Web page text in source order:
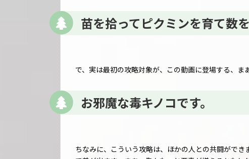
苗を拾ってピクミンを育て数
で、実は最初の攻略対象が、この動画に登場する、ま
お邪魔な毒キノコです。
ちなみに、こういう攻略は、ほかの人との共闘がで